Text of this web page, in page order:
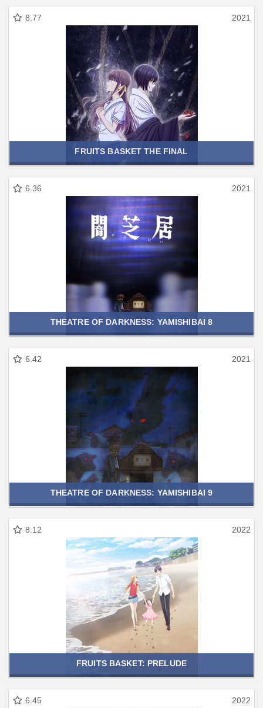
8.77 2021
FRUITS BASKET THE FINAL
6.36 2021
THEATRE OF DARKNESS: YAMISHIBAI 8
6.42 2021
THEATRE OF DARKNESS: YAMISHIBAI 9
8.12 2022
FRUITS BASKET: PRELUDE
6.45 2022